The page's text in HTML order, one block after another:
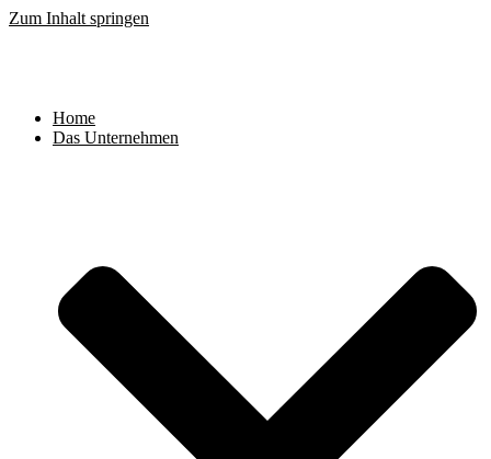
Zum Inhalt springen
Home
Das Unternehmen